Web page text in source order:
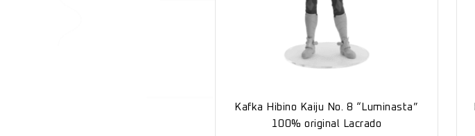
Kafka Hibino Kaiju No. 8 “Luminasta”
100% original Lacrado